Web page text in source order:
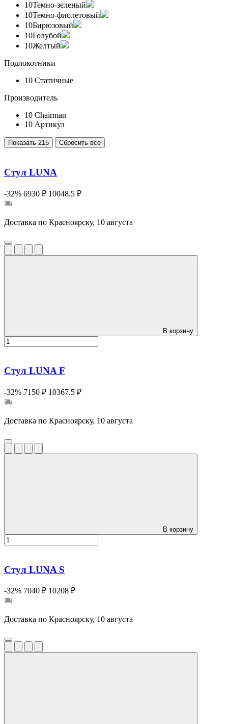
10Темно-зеленый
10Темно-фиолетовый
10Бирюзовый
10Голубой
10Желтый
Подлокотники
10 Статичные
Производитель
10 Chairman
10 Артикул
Показать 215 Сбросить все
Стул LUNA
-32% 6930 ₽ 10048.5 ₽
Доставка по Красноярску, 10 августа
В корзину
Стул LUNA F
-32% 7150 ₽ 10367.5 ₽
Доставка по Красноярску, 10 августа
В корзину
Стул LUNA S
-32% 7040 ₽ 10208 ₽
Доставка по Красноярску, 10 августа